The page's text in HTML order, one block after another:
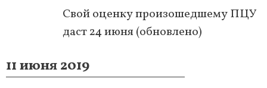
Свой оценку произошедшему ПЦУ
даст 24 июня (обновлено)
11 июня 2019